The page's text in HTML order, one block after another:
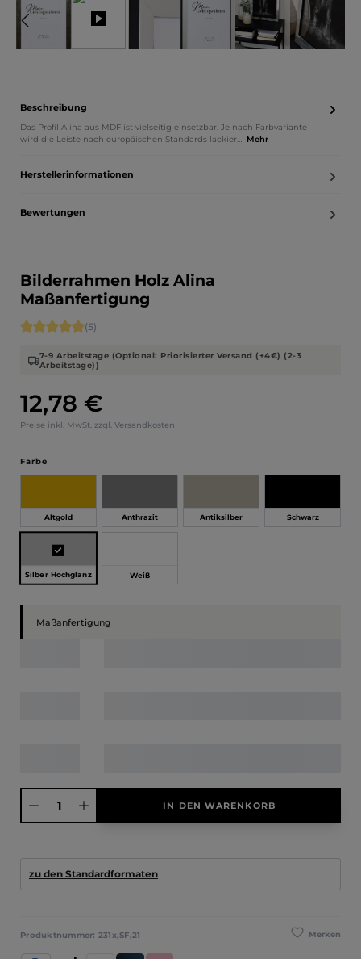
Beschreibung
Das Profil Alina aus MDF ist vielseitig einsetzbar. Je nach Farbvariante
wird die Leiste nach europäischen Standards lackier… Mehr
Herstellerinformationen
Bewertungen
Bilderrahmen Holz Alina
Maßanfertigung
Regulärer Preis:
12,78 €
Preise inkl. MwSt. zzgl. Versandkosten
Durchschnittliche Bewertung von 5 von 5 Sternen
(5)
7-9 Arbeitstage (Optional: Priorisierter Versand (+4€) (2-3
Arbeitstage))
Farbeauswählen
Altgold Anthrazit Antiksilber Schwarz
Silber Hochglanz Weiß
Maßanfertigung
Produkt Anzahl: Gib den gewünschten Wert ein oder benutze die
IN DEN WARENKORB
zu den Standardformaten
Merken
Produktnummer: 231x,SF,21